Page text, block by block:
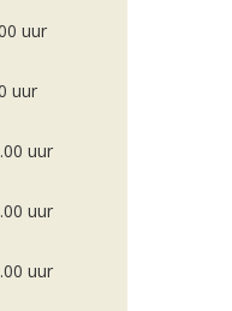
uur
uur
uur
uur
uur